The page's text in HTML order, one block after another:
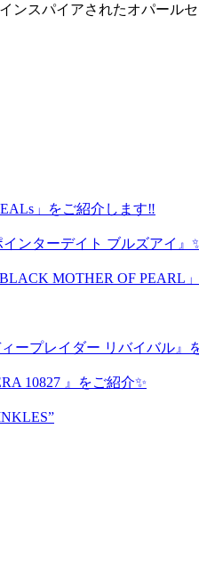
ンスパイアされたオパール
」をご紹介します‼️
ンターデイト ブルズアイ』
MOTHER OF PEARL
ープレイダー リバイバル』
10827 』をご紹介✨